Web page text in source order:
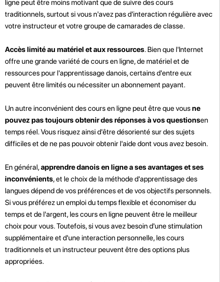
ligne peut être moins motivant que de suivre des cours
traditionnels, surtout si vous n'avez pas d'interaction régulière avec
votre instructeur et votre groupe de camarades de classe.
Accès limité au matériel et aux ressources. Bien que l'Internet
offre une grande variété de cours en ligne, de matériel et de
ressources pour l'apprentissage danois, certains d'entre eux
peuvent être limités ou nécessiter un abonnement payant.
Un autre inconvénient des cours en ligne peut être que vousne
pouvez pas toujours obtenir des réponses à vos questionsen
temps réel. Vous risquez ainsi d'être désorienté sur des sujets
difficiles et de ne pas pouvoir obtenir l'aide dont vous avez besoin.
En général,apprendre danois en ligne a ses avantages et ses
inconvénients, et le choix de la méthode d'apprentissage des
langues dépend de vos préférences et de vos objectifs personnels.
Si vous préférez un emploi du temps flexible et économiser du
temps et de l'argent, les cours en ligne peuvent être le meilleur
choix pour vous. Toutefois, si vous avez besoin d'une stimulation
supplémentaire et d'une interaction personnelle, les cours
traditionnels et un instructeur peuvent être des options plus
appropriées.